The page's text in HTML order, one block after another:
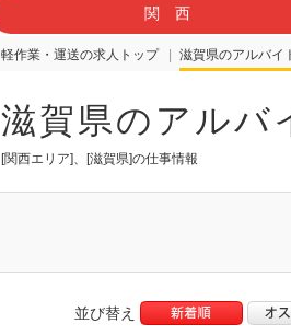
関 西
軽作業・運送の求人トップ 滋賀県
滋賀県のアルバ
[関西エリア]、[滋賀県]の仕事情報
並び替え